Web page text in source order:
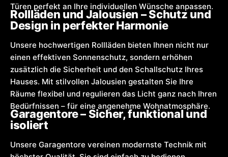
Türen perfekt an Ihre individuellen Wünsche anpassen.
Rollläden und Jalousien – Schutz und
Design in perfekter Harmonie
Unsere hochwertigen Rollläden bieten Ihnen nicht nur
einen effektiven Sonnenschutz, sondern erhöhen
zusätzlich die Sicherheit und den Schallschutz Ihres
Hauses. Mit stilvollen Jalousien gestalten Sie Ihre
Räume flexibel und regulieren das Licht ganz nach Ihren
Bedürfnissen – für eine angenehme Wohnatmosphäre.
Garagentore – Sicher, funktional und
isoliert
Unsere Garagentore vereinen modernste Technik mit